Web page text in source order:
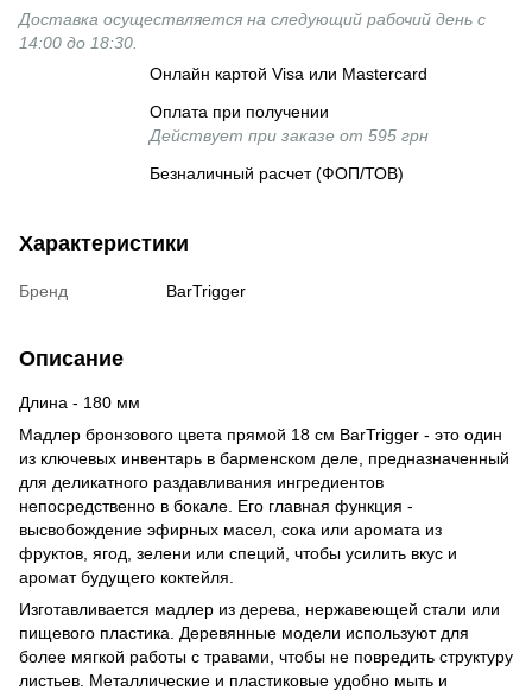
Доставка осуществляется на следующий рабочий день с
14:00 до 18:30.
Онлайн картой Visa или Mastercard
Оплата при получении
Действует при заказе от 595 грн
Безналичный расчет (ФОП/ТОВ)
Характеристики
Бренд BarTrigger
Описание
Длина - 180 мм
Мадлер бронзового цвета прямой 18 см BarTrigger - это один
из ключевых инвентарь в барменском деле, предназначенный
для деликатного раздавливания ингредиентов
непосредственно в бокале. Его главная функция -
высвобождение эфирных масел, сока или аромата из
фруктов, ягод, зелени или специй, чтобы усилить вкус и
аромат будущего коктейля.
Изготавливается мадлер из дерева, нержавеющей стали или
пищевого пластика. Деревянные модели используют для
более мягкой работы с травами, чтобы не повредить структуру
листьев. Металлические и пластиковые удобно мыть и